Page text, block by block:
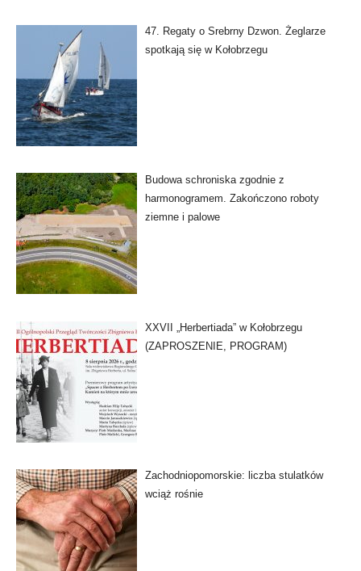
47. Regaty o Srebrny Dzwon. Żeglarze
spotkają się w Kołobrzegu
Budowa schroniska zgodnie z
harmonogramem. Zakończono roboty
ziemne i palowe
XXVII „Herbertiada” w Kołobrzegu
(ZAPROSZENIE, PROGRAM)
Zachodniopomorskie: liczba stulatków
wciąż rośnie